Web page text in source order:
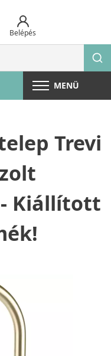
Belépés
MENÜ
Trevi
Kiállított